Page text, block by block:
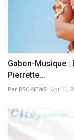
Gabon-Musique :
Pierrette...
Par BSC-NEWS Apr 11,